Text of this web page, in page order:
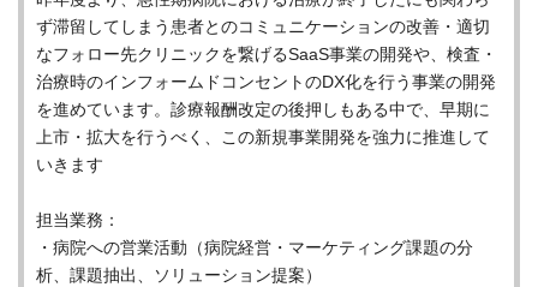
ず滞留してしまう患者とのコミュニケーションの改善・適切
なフォロー先クリニックを繋げるSaaS事業の開発や、検査・
治療時のインフォームドコンセントのDX化を行う事業の開発
を進めています。診療報酬改定の後押しもある中で、早期に
上市・拡大を行うべく、この新規事業開発を強力に推進して
いきます
担当業務：
・病院への営業活動（病院経営・マーケティング課題の分
析、課題抽出、ソリューション提案）